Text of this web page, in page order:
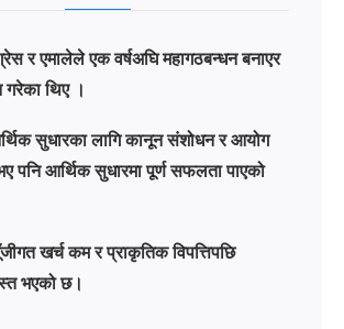
र एमालेले एक वर्षअघि महागठबन्धन बनाएर
थिए ।
सुधारका लागि कानून संशोधन र आयोग
पनि आर्थिक सुधारमा पूर्ण सफलता पाएको
खर्च कम र प्राकृतिक विपत्तिपछि
भएको छ।